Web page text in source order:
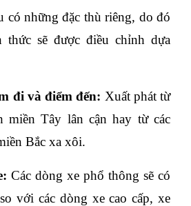
có những đặc thù riêng, do đó
thức sẽ được điều chỉnh dựa
đi và điểm đến: Xuất phát từ
miền Tây lân cận hay từ các
Bắc xa xôi.
Các dòng xe phổ thông sẽ có
với các dòng xe cao cấp, xe